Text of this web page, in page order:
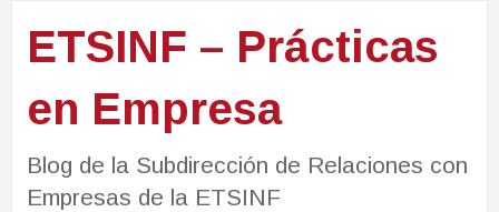
ETSINF – Prácticas
en Empresa
Blog de la Subdirección de Relaciones con
Empresas de la ETSINF